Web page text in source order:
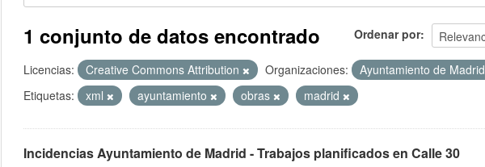
Ordenar por
1 conjunto de datos encontrado
Licencias: Creative Commons Attribution Organizaciones:
Ayuntamiento de Madrid
Etiquetas:
xml ayuntamiento obras madrid
Incidencias Ayuntamiento de Madrid - Trabajos planificados en Calle 30
egob